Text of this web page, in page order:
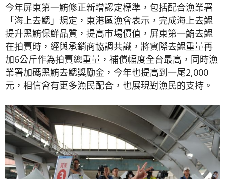
今年屏東第一鮪修正新增認定標準，包括配合漁業署
「海上去鰓」規定，東港區漁會表示，完成海上去鰓
提升黑鮪保鮮品質，提高市場價值，屏東第一鮪去鰓
在拍賣時，經與承銷商協調共識，將實際去鰓重量再
加6公斤作為拍賣總重量，補償幅度全台最高，同時漁
業署加碼黑鮪去鰓獎勵金，今年也提高到一尾2,000
元，相信會有更多漁民配合，也展現對漁民的支持。